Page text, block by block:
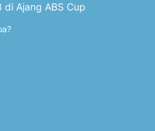
di Ajang ABS Cup